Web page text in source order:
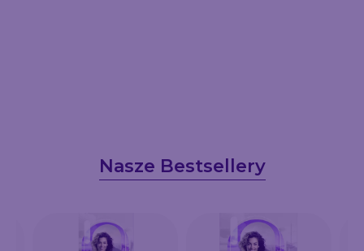
Nasze Bestsellery